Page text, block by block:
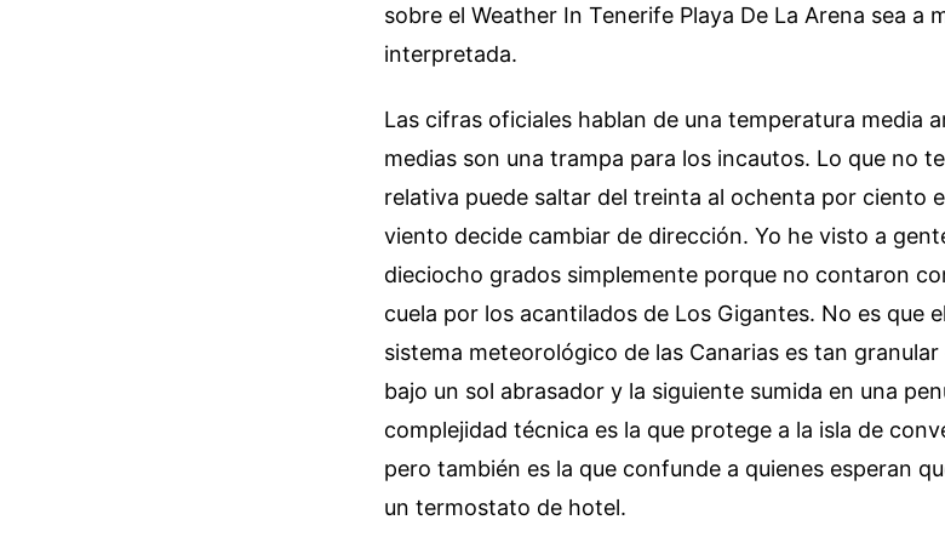
sobre el Weather In Tenerife Playa De La Arena sea a
interpretada.
Las cifras oficiales hablan de una temperatura media
medias son una trampa para los incautos. Lo que no
relativa puede saltar del treinta al ochenta por ciento
viento decide cambiar de dirección. Yo he visto a
dieciocho grados simplemente porque no contaron
cuela por los acantilados de Los Gigantes. No es que
sistema meteorológico de las Canarias es tan
bajo un sol abrasador y la siguiente sumida en una
complejidad técnica es la que protege a la isla de
pero también es la que confunde a quienes esperan
un termostato de hotel.